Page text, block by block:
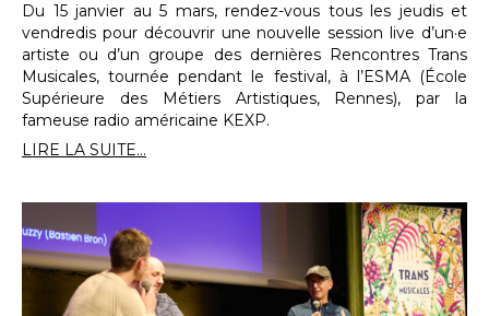
Du 15 janvier au 5 mars, rendez-vous tous les jeudis et
vendredis pour découvrir une nouvelle session live d’un·e
artiste ou d’un groupe des dernières Rencontres Trans
Musicales, tournée pendant le festival, à l’ESMA (École
Supérieure des Métiers Artistiques, Rennes), par la
fameuse radio américaine KEXP.
LIRE LA SUITE...